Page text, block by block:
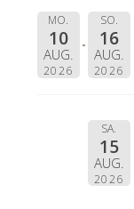
MO.
10
AUG.
2026
SO.
16
AUG.
2026
SA.
15
AUG.
2026